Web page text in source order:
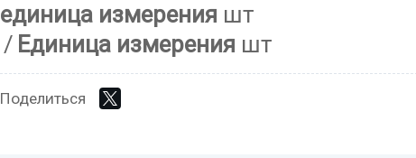
единица измерения шт
Единица измерения шт
Поделиться